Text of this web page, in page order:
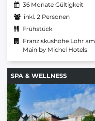
36 Monate Gültigkeit
inkl. 2 Personen
Frühstück
Franziskushöhe Lohr am
Main by Michel Hotels
SPA & WELLNESS